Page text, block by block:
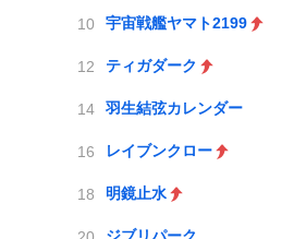
宇宙戦艦ヤマト2199
ティガダーク
羽生結弦カレンダー
レイブンクロー
明鏡止水